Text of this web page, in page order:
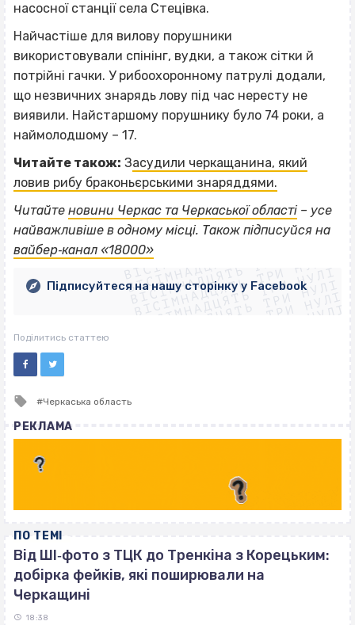
насосної станції села Стецівка.
Найчастіше для вилову порушники
використовували спінінг, вудки, а також сітки й
потрійні гачки. У рибоохоронному патрулі додали,
що незвичних знарядь лову під час нересту не
виявили. Найстаршому порушнику було 74 роки, а
наймолодшому – 17.
Читайте також: Засудили черкащанина, який
ловив рибу браконьєрськими знаряддями.
Читайте новини Черкас та Черкаської області – усе
найважливіше в одному місці. Також підписуйся на
вайбер‐канал «18000»ВІСІМНАДЦЯТЬ ТРИ НУЛІ
ВІСІМНАДЦЯТЬ ТРИ НУЛІ
ВІСІМНАДЦЯТЬ ТРИ НУЛІ
ВІСІМНАДЦЯТЬ ТРИ НУЛІ
ВІСІМНАДЦЯТЬ ТРИ НУЛІ
ВІСІМНАДЦЯТЬ ТРИ НУЛІ
ВІСІМНАДЦЯТЬ ТРИ НУЛІ
ВІСІМНАДЦЯТЬ ТРИ НУЛІ
Підписуйтеся на нашу сторінку у Facebook
Поділитись статтею
Tagged
Черкаська область
РЕКЛАМА
ПО ТЕМІ
Від ШІ‐фото з ТЦК до Тренкіна з Корецьким:
добірка фейків, які поширювали на
Черкащині
18:38